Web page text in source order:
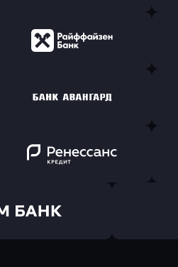
Оправить заявку
в АТБ Банк
в Райффайзен Банк
Оправить заявку
в Банк Авангард
Оправить заявку
в Ренессанс Банк